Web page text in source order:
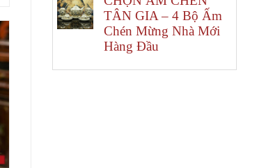
TÂN GIA – 4 Bộ Ấm
Chén Mừng Nhà Mới
Hàng Đầu